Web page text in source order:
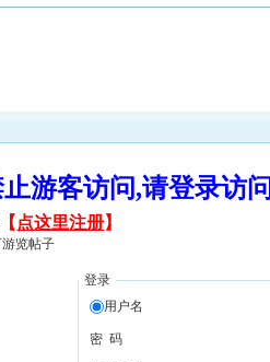
止游客访问,请登录访
【 点这里注册】
览帖子
登录
用户名
密 码